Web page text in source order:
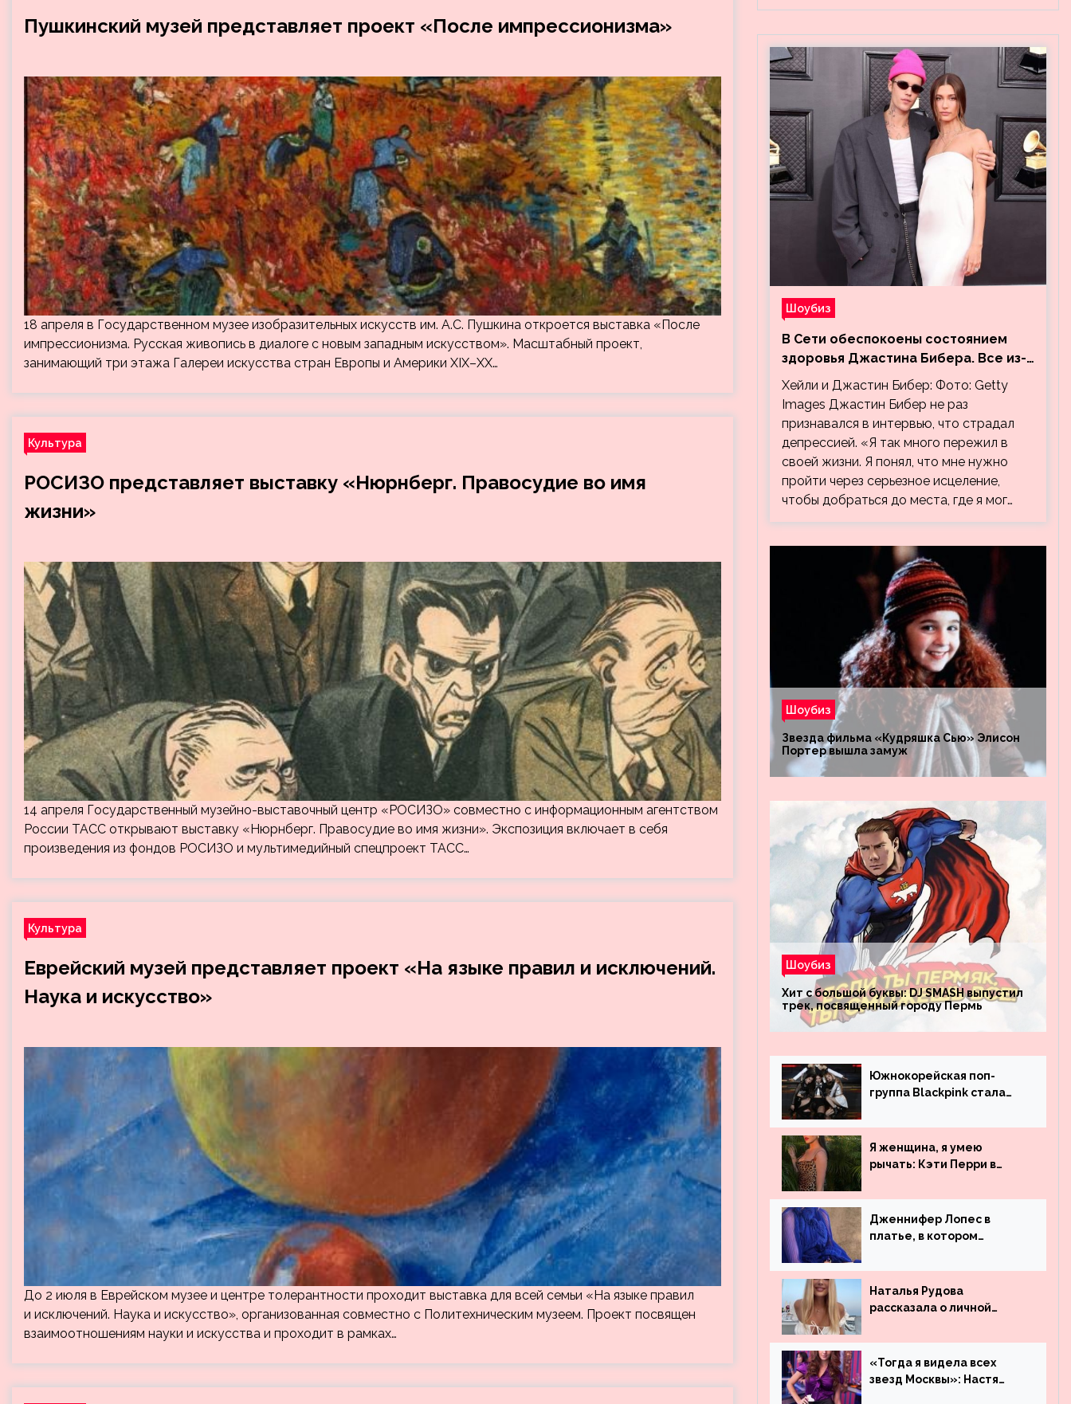
Пушкинский музей представляет проект «После импрессионизма»
18 апреля в Государственном музее изобразительных искусств им. А.С. Пушкина откроется выставка «После
импрессионизма. Русская живопись в диалоге с новым западным искусством». Масштабный проект,
занимающий три этажа Галереи искусства стран Европы и Америки XIX–XX…
Культура
РОСИЗО представляет выставку «Нюрнберг. Правосудие во имя
жизни»
14 апреля Государственный музейно-выставочный центр «РОСИЗО» совместно с информационным агентством
России ТАСС открывают выставку «Нюрнберг. Правосудие во имя жизни». Экспозиция включает в себя
произведения из фондов РОСИЗО и мультимедийный спецпроект ТАСС…
Культура
Еврейский музей представляет проект «На языке правил и исключений.
Наука и искусство»
До 2 июля в Еврейском музее и центре толерантности проходит выставка для всей семьи «На языке правил
и исключений. Наука и искусство», организованная совместно с Политехническим музеем. Проект посвящен
взаимоотношениям науки и искусства и проходит в рамках…
Шоубиз
В Сети обеспокоены состоянием
здоровья Джастина Бибера. Все из-
за видео, на котором его
успокаивает Хейли
Хейли и Джастин Бибер: Фото: Getty
Images Джастин Бибер не раз
признавался в интервью, что страдал
депрессией. «Я так много пережил в
своей жизни. Я понял, что мне нужно
пройти через серьезное исцеление,
чтобы добраться до места, где я мог…
Шоубиз
Звезда фильма «Кудряшка Сью» Элисон
Портер вышла замуж
Шоубиз
Хит с большой буквы: DJ SMASH выпустил
трек, посвященный городу Пермь
Южнокорейская поп-
группа Blackpink стала
просмотрам на YouTube.
Они обогнали даже
Джастина Бибера
Я женщина, я умею
рычать: Кэти Перри в
Дженнифер Лопес в
платье, в котором
незамеченной
Наталья Рудова
рассказала о личной
«Тогда я видела всех
звезд Москвы»: Настя